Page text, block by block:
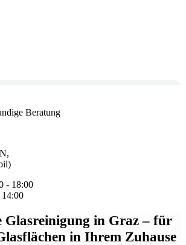
Beratung
- 18:00
Glasreinigung in Graz– für
in Ihrem Zuhause